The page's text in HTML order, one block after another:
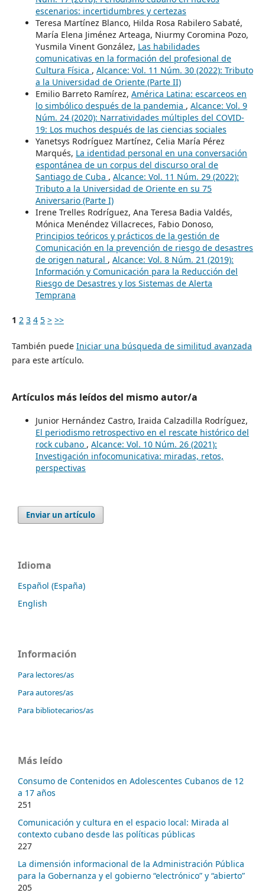
escenarios: incertidumbres y certezas
Teresa Martínez Blanco, Hilda Rosa Rabilero Sabaté,
María Elena Jiménez Arteaga, Niurmy Coromina Pozo,
Yusmila Vinent González, Las habilidades
comunicativas en la formación del profesional de
Cultura Física , Alcance: Vol. 11 Núm. 30 (2022): Tributo
a la Universidad de Oriente (Parte II)
Emilio Barreto Ramírez, América Latina: escarceos en
lo simbólico después de la pandemia , Alcance: Vol. 9
Núm. 24 (2020): Narratividades múltiples del COVID-
19: Los muchos después de las ciencias sociales
Yanetsys Rodríguez Martínez, Celia María Pérez
Marqués, La identidad personal en una conversación
espontánea de un corpus del discurso oral de
Santiago de Cuba , Alcance: Vol. 11 Núm. 29 (2022):
Tributo a la Universidad de Oriente en su 75
Aniversario (Parte I)
Irene Trelles Rodríguez, Ana Teresa Badia Valdés,
Mónica Menéndez Villacreces, Fabio Donoso,
Principios teóricos y prácticos de la gestión de
Comunicación en la prevención de riesgo de desastres
de origen natural , Alcance: Vol. 8 Núm. 21 (2019):
Información y Comunicación para la Reducción del
Riesgo de Desastres y los Sistemas de Alerta
Temprana
1 2 3 4 5 > >>
También puede Iniciar una búsqueda de similitud avanzada
para este artículo.
Artículos más leídos del mismo autor/a
Junior Hernández Castro, Iraida Calzadilla Rodríguez,
El periodismo retrospectivo en el rescate histórico del
rock cubano , Alcance: Vol. 10 Núm. 26 (2021):
Investigación infocomunicativa: miradas, retos,
perspectivas
Enviar un artículo
Idioma
Español (España)
English
Información
Para lectores/as
Para autores/as
Para bibliotecarios/as
Más leído
Consumo de Contenidos en Adolescentes Cubanos de 12
a 17 años
251
Comunicación y cultura en el espacio local: Mirada al
contexto cubano desde las políticas públicas
227
La dimensión informacional de la Administración Pública
para la Gobernanza y el gobierno “electrónico” y “abierto”
205